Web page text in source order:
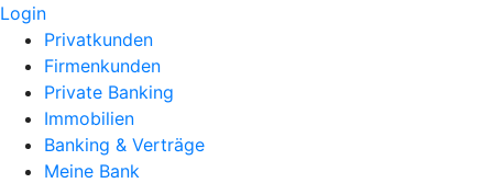
Login
Privatkunden
Firmenkunden
Private Banking
Immobilien
Banking & Verträge
Meine Bank